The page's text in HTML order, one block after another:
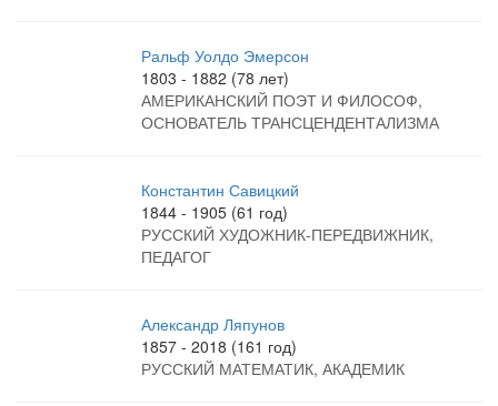
Ральф Уолдо Эмерсон
1803 - 1882 (78 лет)
АМЕРИКАНСКИЙ ПОЭТ И ФИЛОСОФ,
ОСНОВАТЕЛЬ ТРАНСЦЕНДЕНТАЛИЗМА
Константин Савицкий
1844 - 1905 (61 год)
РУССКИЙ ХУДОЖНИК-ПЕРЕДВИЖНИК,
ПЕДАГОГ
Александр Ляпунов
1857 - 2018 (161 год)
РУССКИЙ МАТЕМАТИК, АКАДЕМИК